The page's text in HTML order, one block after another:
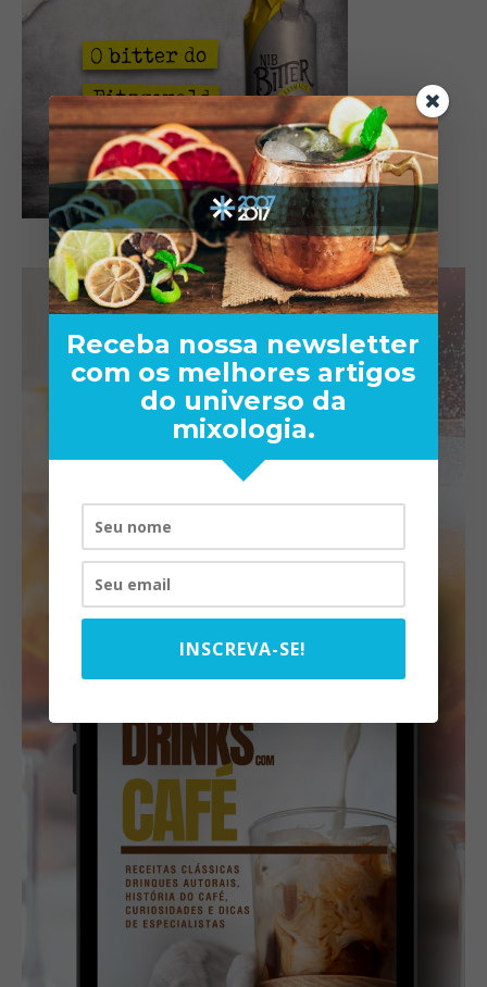
Receba nossa newsletter
com os melhores artigos
do universo da
mixologia.
INSCREVA-SE!